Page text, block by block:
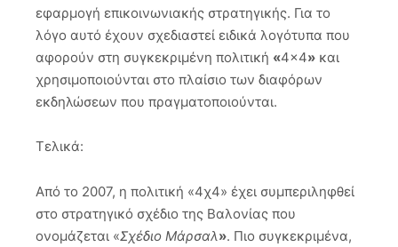
εφαρμογή επικοινωνιακής στρατηγικής. Για το
λόγο αυτό έχουν σχεδιαστεί ειδικά λογότυπα που
αφορούν στη συγκεκριμένη πολιτική «4×4» και
χρησιμοποιούνται στο πλαίσιο των διαφόρων
εκδηλώσεων που πραγματοποιούνται.
Τελικά:
Από το 2007, η πολιτική «4χ4» έχει συμπεριληφθεί
στο στρατηγικό σχέδιο της Βαλονίας που
ονομάζεται «Σχέδιο Μάρσαλ». Πιο συγκεκριμένα,